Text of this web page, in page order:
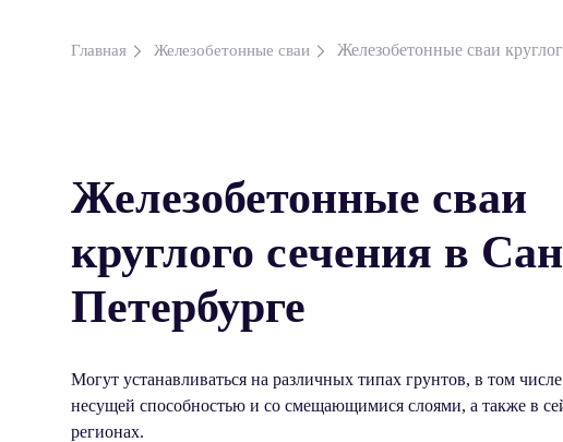
Главная Железобетонные сваи Железобетонные сваи
Железобетонные сваи
круглого сечения в
Петербурге
Могут устанавливаться на различных типах грунтов, в том
несущей способностью и со смещающимися слоями, а также в
регионах.